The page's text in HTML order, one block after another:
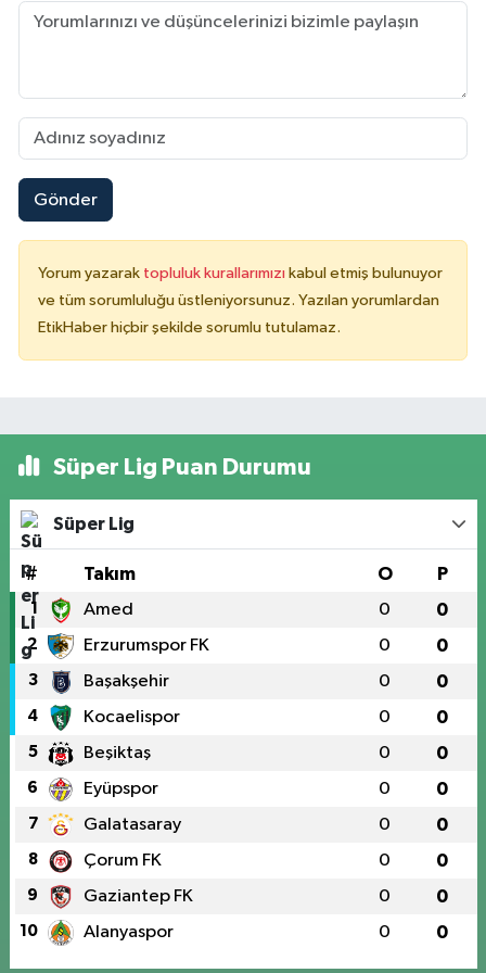
Gönder
Yorum yazarak topluluk kurallarımızı kabul etmiş bulunuyor
ve tüm sorumluluğu üstleniyorsunuz. Yazılan yorumlardan
EtikHaber hiçbir şekilde sorumlu tutulamaz.
Süper Lig Puan Durumu
Süper Lig
# Takım O P
1 Amed 0 0
2 Erzurumspor FK 0 0
3 Başakşehir 0 0
4 Kocaelispor 0 0
5 Beşiktaş 0 0
6 Eyüpspor 0 0
7 Galatasaray 0 0
8 Çorum FK 0 0
9 Gaziantep FK 0 0
10 Alanyaspor 0 0